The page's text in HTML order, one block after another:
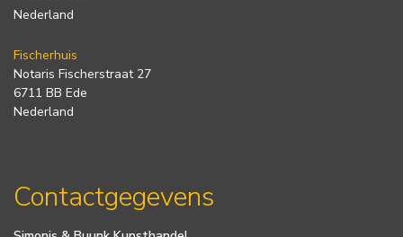
Nederland
Fischerhuis
Notaris Fischerstraat 27
6711 BB Ede
Nederland
Contactgegevens